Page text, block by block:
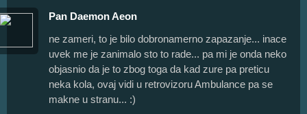
Pan Daemon Aeon
ne zameri, to je bilo dobronamerno zapazanje... inace
uvek me je zanimalo sto to rade... pa mi je onda neko
objasnio da je to zbog toga da kad zure pa preticu
neka kola, ovaj vidi u retrovizoru Ambulance pa se
makne u stranu... :)